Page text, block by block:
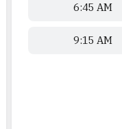
6:45 AM
9:15 AM